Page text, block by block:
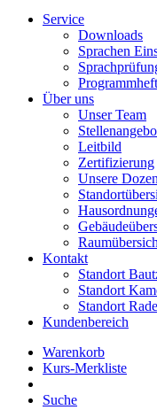
Service
Downloads
Sprachen
Über uns
Unser Team
Leitbild
Zertifizierung
Unsere
Kontakt
Standort
Standort
Standort
Kundenbereich
Warenkorb
Kurs-Merkliste
Suche